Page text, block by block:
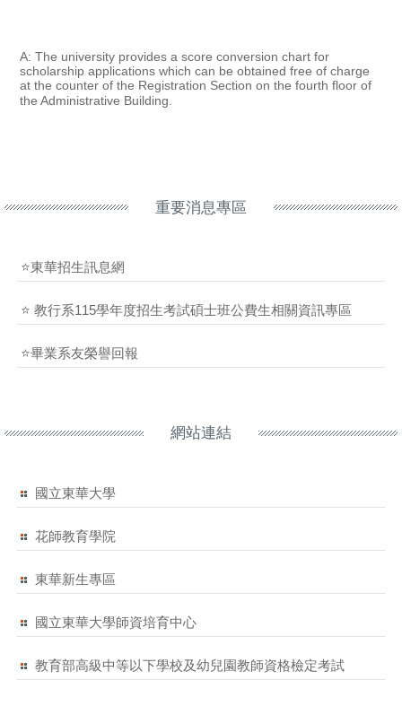
A: The university provides a score conversion chart for
scholarship applications which can be obtained free of charge
at the counter of the Registration Section on the fourth floor of
the Administrative Building.
重要消息專區
⭐東華招生訊息網
⭐ 教行系115學年度招生考試碩士班公費生相關資訊專區
⭐畢業系友榮譽回報
網站連結
國立東華大學
花師教育學院
東華新生專區
國立東華大學師資培育中心
教育部高級中等以下學校及幼兒園教師資格檢定考試